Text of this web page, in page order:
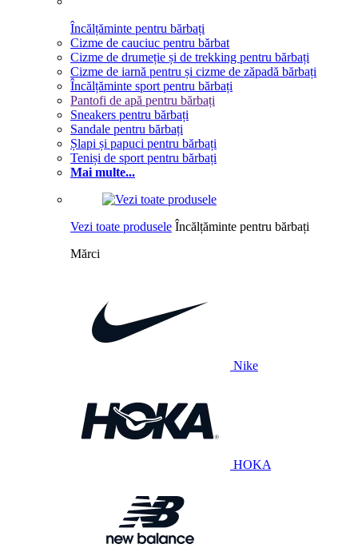
Încălțăminte pentru bărbați
Cizme de cauciuc pentru bărbat
Cizme de drumeție și de trekking pentru bărbați
Cizme de iarnă pentru și cizme de zăpadă bărbați
Încălțăminte sport pentru bărbați
Pantofi de apă pentru bărbați
Sneakers pentru bărbați
Sandale pentru bărbați
Șlapi și papuci pentru bărbați
Teniși de sport pentru bărbați
Mai multe...
Vezi toate produsele Încălțăminte pentru bărbați
Mărci
Nike
HOKA